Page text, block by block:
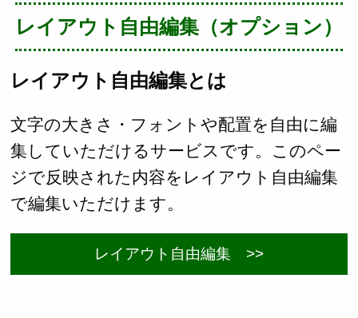
レイアウト自由編集（オプション）
レイアウト自由編集とは
文字の大きさ・フォントや配置を自由に編
集していただけるサービスです。このペー
ジで反映された内容をレイアウト自由編集
で編集いただけます。